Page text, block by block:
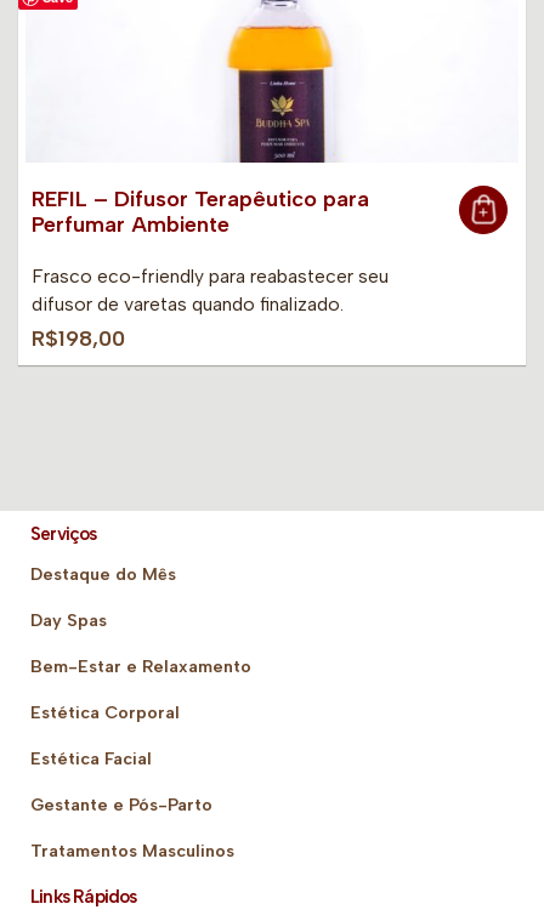
REFIL – Difusor Terapêutico para
Perfumar Ambiente
Frasco eco-friendly para reabastecer seu
difusor de varetas quando finalizado.
R$198,00
Serviços
Destaque do Mês
Day Spas
Bem-Estar e Relaxamento
Estética Corporal
Estética Facial
Gestante e Pós-Parto
Tratamentos Masculinos
Links Rápidos